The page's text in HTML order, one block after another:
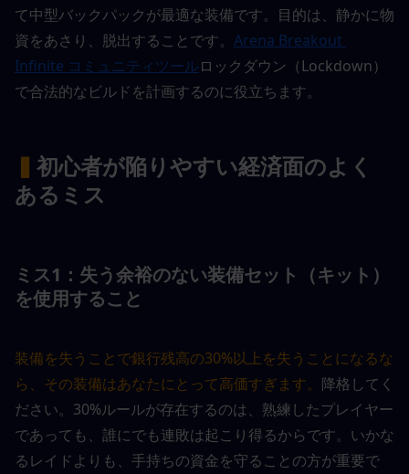
て中型バックパックが最適な装備です。目的は、静かに物
資をあさり、脱出することです。 Arena Breakout
Infinite コミュニティツールロックダウン（Lockdown）
で合法的なビルドを計画するのに役立ちます。
▍ 初心者が陥りやすい経済面のよく
あるミス
ミス1：失う余裕のない装備セット（キット）
を使用すること
装備を失うことで銀行残高の30%以上を失うことになるな
ら、その装備はあなたにとって高価すぎます。 降格してく
ださい。30%ルールが存在するのは、熟練したプレイヤー
であっても、誰にでも連敗は起こり得るからです。いかな
るレイドよりも、手持ちの資金を守ることの方が重要で